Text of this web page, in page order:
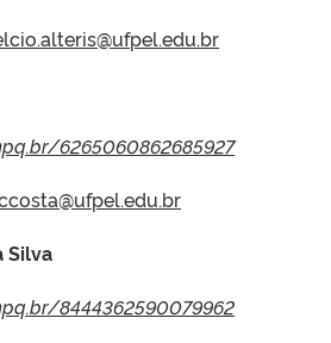
6265060862685927
Silva
8444362590079962